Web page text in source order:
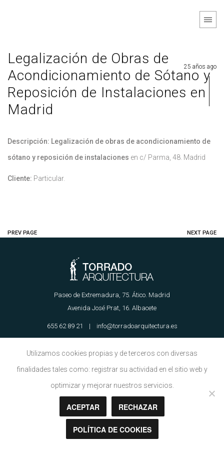
Legalización de Obras de
Acondicionamiento de Sótano y
Reposición de Instalaciones en
Madrid
25 años ago
Descripción: Legalización de obras de acondicionamiento de
sótano y reposición de instalaciones en c/ Parma, 48. Madrid
Cliente: Particular.
PREV PAGE NEXT PAGE
Paseo de Extremadura, 75. Ático. Madrid
Avenida José Prat, 16. Albacete
655 62 89 21 | info@torradoarquitectura.es
Aviso Legal | Política de Cookies
Utilizamos cookies propias y de terceros con diversas
finalidades tales como: registrar su actividad en el sitio web y
optimizar y mejorar nuestros servicios.
ACEPTAR RECHAZAR
POLÍTICA DE COOKIES